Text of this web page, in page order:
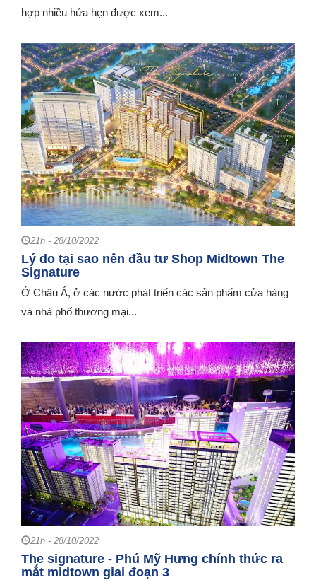
hợp nhiều hứa hẹn được xem...
21h - 28/10/2022
Lý do tại sao nên đầu tư Shop Midtown The
Signature
Ở Châu Á, ở các nước phát triển các sản phẩm cửa hàng
và nhà phố thương mại...
21h - 28/10/2022
The signature - Phú Mỹ Hưng chính thức ra
mắt midtown giai đoạn 3